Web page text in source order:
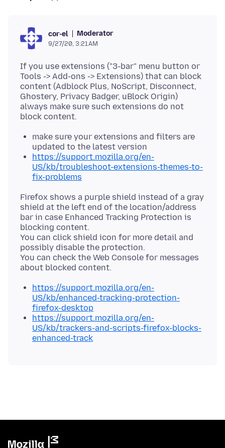
cor-el Moderator
9/27/20, 3:21 AM
If you use extensions ("3-bar" menu button or
Tools -> Add-ons -> Extensions) that can block
content (Adblock Plus, NoScript, Disconnect,
Ghostery, Privacy Badger, uBlock Origin)
always make sure such extensions do not
make sure your extensions and filters are
updated to the latest version
https://support.mozilla.org/en-
US/kb/troubleshoot-extensions-themes-to-
fix-problems
Firefox shows a purple shield instead of a gray
shield at the left end of the location/address
bar in case Enhanced Tracking Protection is
blocking content.
You can click shield icon for more detail and
possibly disable the protection.
You can check the Web Console for messages
https://support.mozilla.org/en-
US/kb/enhanced-tracking-protection-
firefox-desktop
https://support.mozilla.org/en-
US/kb/trackers-and-scripts-firefox-blocks-
enhanced-track